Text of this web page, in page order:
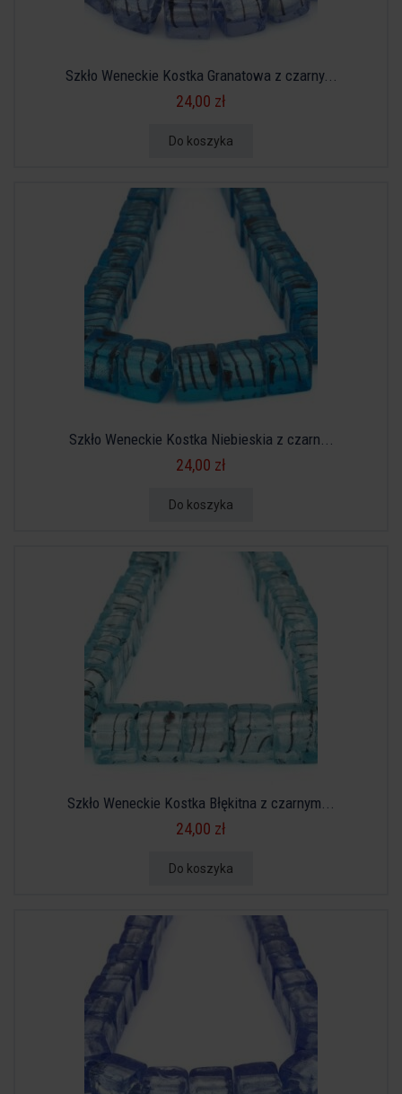
Szkło Weneckie Kostka Granatowa z czarny...
24,00 zł
Do koszyka
Szkło Weneckie Kostka Niebieskia z czarn...
24,00 zł
Do koszyka
Szkło Weneckie Kostka Błękitna z czarnym...
24,00 zł
Do koszyka